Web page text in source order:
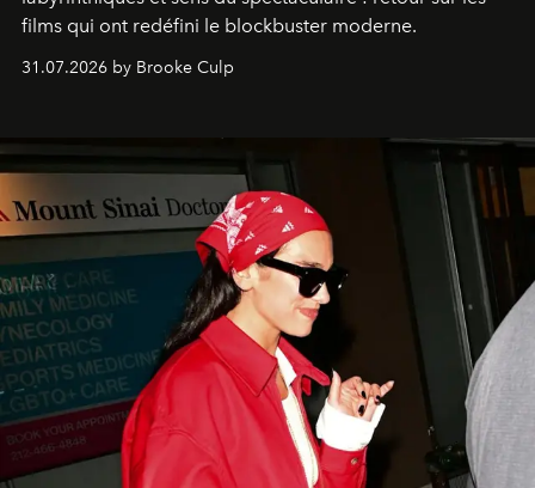
films qui ont redéfini le blockbuster moderne.
31.07.2026 by Brooke Culp